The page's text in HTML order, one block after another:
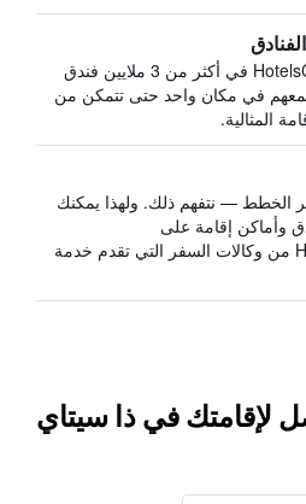
يبحث HotelsCombined في أكثر من 3 ملايين فندق
في مكان واحد حتى تتمكن من
المثالية.
الخطط — نتفهم ذلك. ولهذا يمكنك
وأماكن إقامة على
HotelsCombined من وكالات السفر التي تقدم خدمة
لإقامتك في ذا سيتاي